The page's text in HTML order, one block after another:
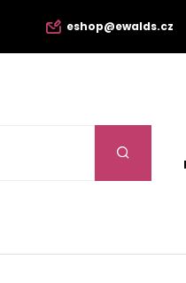
eshop@ewalds.cz